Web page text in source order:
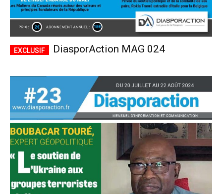
DiasporAction MAG 024